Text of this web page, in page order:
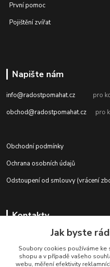
První pomoc
Pojištění zvířat
Napište nám
info@radostpomahat.cz pro
obchod@radostpomahat.cz pro
Obchodní podmínky
Ochrana osobních údajů
Odstoupení od smlouvy (vrácení
Kontakty
+420 728 727 761
Jak byste
Soubory cookies používáme
shopu a v případě vašeho
webu, měření efektivity